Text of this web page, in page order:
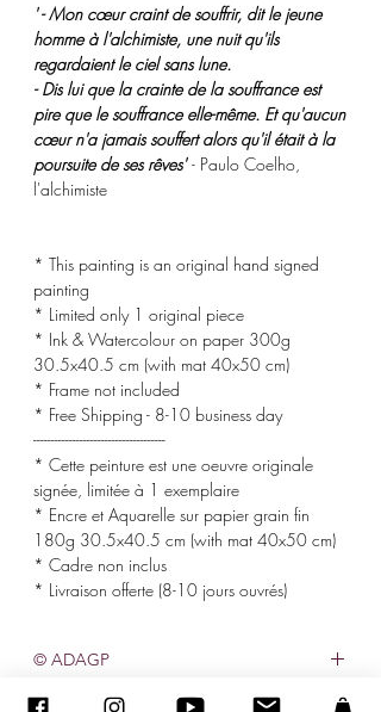
' - Mon cœur craint de souffrir, dit le jeune
homme à l'alchimiste, une nuit qu'ils
regardaient le ciel sans lune.
- Dis lui que la crainte de la souffrance est
pire que le souffrance elle-même. Et qu'aucun
cœur n'a jamais souffert alors qu'il était à la
poursuite de ses rêves'- Paulo Coelho,
l'alchimiste
* This painting is an original hand signed
painting
* Limited only 1 original piece
* Ink & Watercolour on paper 300g
30.5x40.5 cm (with mat 40x50 cm)
* Frame not included
* Free Shipping - 8-10 business day
-------------------------------------
* Cette peinture est une oeuvre originale
signée, limitée à 1 exemplaire
* Encre et Aquarelle sur papier grain fin
180g 30.5x40.5 cm (with mat 40x50 cm)
* Cadre non inclus
* Livraison offerte (8-10 jours ouvrés)
© ADAGP